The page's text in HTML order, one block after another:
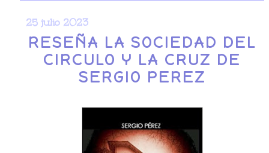
25 julio 2023
RESEÑA LA SOCIEDAD DEL
CIRCULO Y LA CRUZ DE
SERGIO PEREZ